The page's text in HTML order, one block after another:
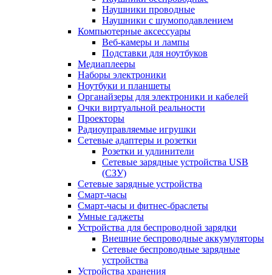
Наушники проводные
Наушники с шумоподавлением
Компьютерные аксессуары
Веб-камеры и лампы
Подставки для ноутбуков
Медиаплееры
Наборы электроники
Ноутбуки и планшеты
Органайзеры для электроники и кабелей
Очки виртуальной реальности
Проекторы
Радиоуправляемые игрушки
Сетевые адаптеры и розетки
Розетки и удлинители
Сетевые зарядные устройства USB
(СЗУ)
Сетевые зарядные устройства
Смарт-часы
Смарт-часы и фитнес-браслеты
Умные гаджеты
Устройства для беспроводной зарядки
Внешние беспроводные аккумуляторы
Сетевые беспроводные зарядные
устройства
Устройства хранения